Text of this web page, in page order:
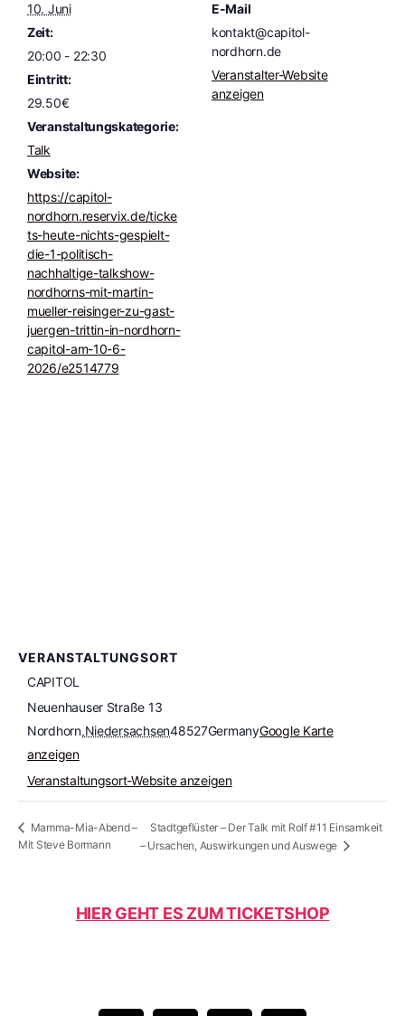
10. Juni
Zeit:
20:00 - 22:30
Eintritt:
29.50€
Veranstaltungskategorie:
Talk
Website:
https://capitol-
nordhorn.reservix.de/ticke
ts-heute-nichts-gespielt-
die-1-politisch-
nachhaltige-talkshow-
nordhorns-mit-martin-
mueller-reisinger-zu-gast-
juergen-trittin-in-nordhorn-
capitol-am-10-6-
2026/e2514779
E-Mail
kontakt@capitol-
nordhorn.de
Veranstalter-Website
anzeigen
VERANSTALTUNGSORT
CAPITOL
Neuenhauser Straße 13
Nordhorn,Niedersachsen48527GermanyGoogle Karte
anzeigen
Veranstaltungsort-Website anzeigen
Mamma-Mia-Abend –
Mit Steve Bormann
Stadtgeflüster – Der Talk mit Rolf #11 Einsamkeit
– Ursachen, Auswirkungen und Auswege
HIER GEHT ES ZUM TICKETSHOP